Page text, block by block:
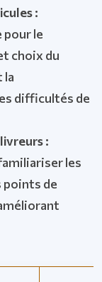
:
pour le
choix du
la
difficultés de
:
les
points de